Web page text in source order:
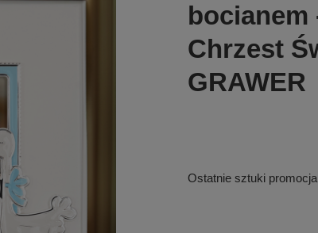
bocianem
Chrzest
GRAWER
Ostatnie sztuki promocja